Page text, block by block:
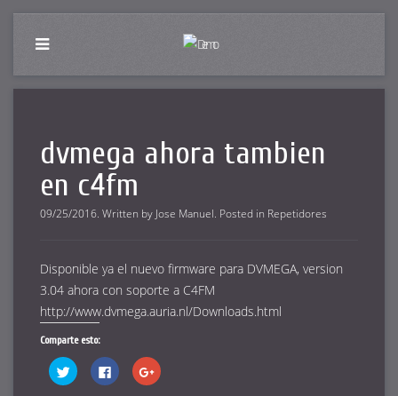
dvmega ahora tambien
en c4fm
09/25/2016. Written by Jose Manuel. Posted in Repetidores
Disponible ya el nuevo firmware para DVMEGA, version
3.04 ahora con soporte a C4FM
http://www.dvmega.auria.nl/Downloads.html
Comparte esto:
Haz
clic
Haz
clic
Haz
clic